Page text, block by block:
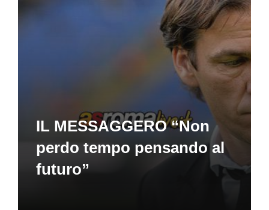
IL MESSAGGERO “Non
perdo tempo pensando al
futuro”